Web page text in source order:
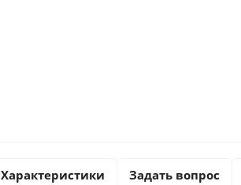
Характеристики Задать вопрос